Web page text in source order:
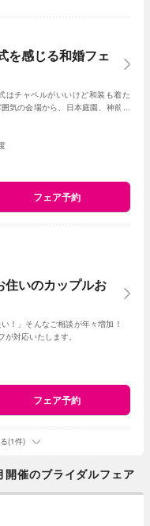
感じる和婚フェ
はチャペルがいいけど和装も着た
気の会場から、日本庭園、神前会
フェア予約
住いのカップルお
い！」そんなご相談が年々増加！
対応いたします。
フェア予約
(1件)
催のブライダルフェア